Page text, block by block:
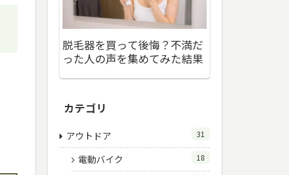
脱毛器を買って後悔？不満だ
った人の声を集めてみた結果
カテゴリ
アウトドア 31
電動バイク 18